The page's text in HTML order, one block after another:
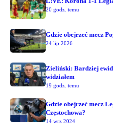
20 godz. temu
Gdzie obejrzeć mecz
24 lip 2026
Zieliński: Bardziej
widziałem
19 godz. temu
Gdzie obejrzeć mecz
Częstochowa?
14 wrz 2024